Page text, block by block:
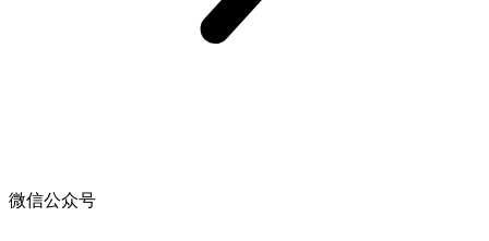
微信公众号